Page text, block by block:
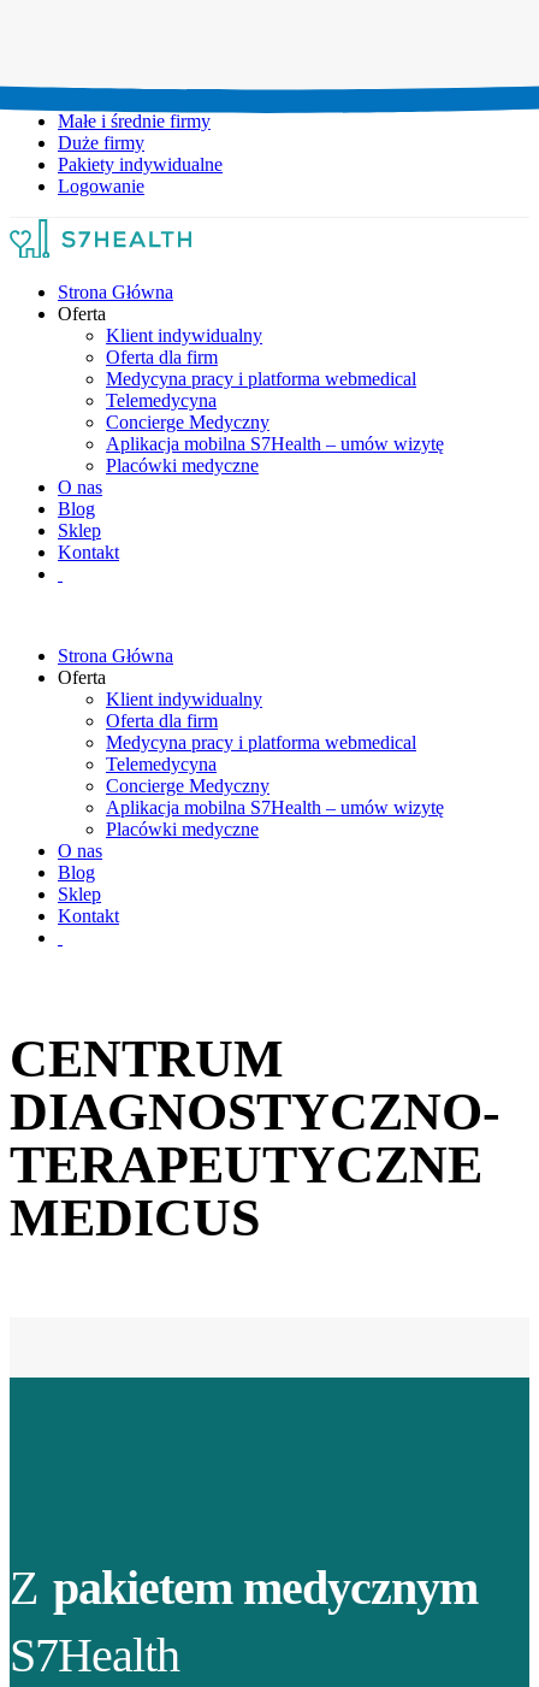
Małe i średnie firmy
Duże firmy
Pakiety indywidualne
Logowanie
Strona Główna
Oferta
Klient indywidualny
Oferta dla firm
Medycyna pracy i platforma webmedical
Telemedycyna
Concierge Medyczny
Aplikacja mobilna S7Health – umów wizytę
Placówki medyczne
O nas
Blog
Sklep
Kontakt
Strona Główna
Oferta
Klient indywidualny
Oferta dla firm
Medycyna pracy i platforma webmedical
Telemedycyna
Concierge Medyczny
Aplikacja mobilna S7Health – umów wizytę
Placówki medyczne
O nas
Blog
Sklep
Kontakt
CENTRUM
DIAGNOSTYCZNO-
TERAPEUTYCZNE
MEDICUS
Z pakietem medycznym
S7Health